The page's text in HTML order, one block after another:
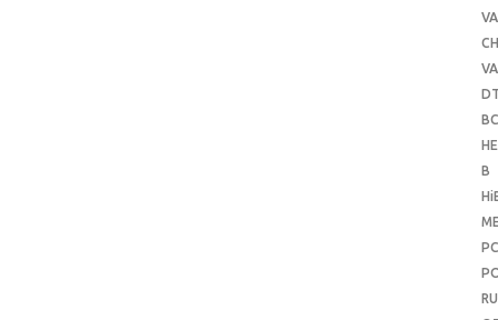
B